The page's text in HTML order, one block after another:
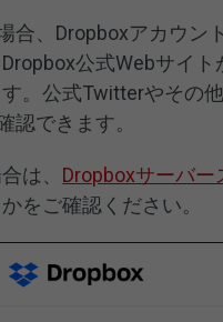
合、Dropboxアカウン
公式Webサイ
。公式Twitterやその
認できます。
は、 Dropboxサーバ
をご確認ください。